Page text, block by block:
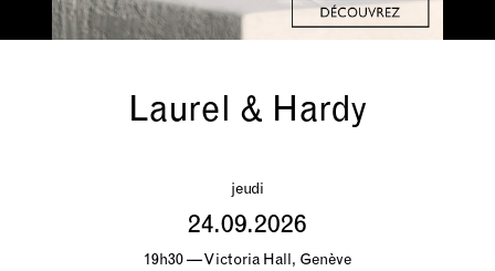
Laurel & Hardy
jeudi
24.09.2026
19h30 — Victoria Hall, Genève